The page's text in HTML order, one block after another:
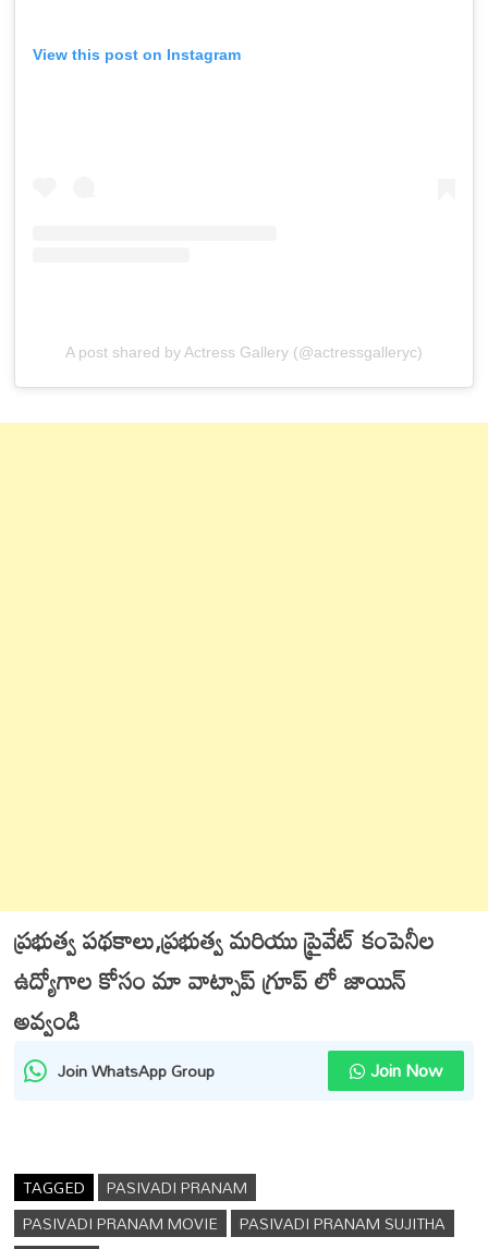
View this post on Instagram
A post shared by Actress Gallery (@actressgalleryc)
ప్రభుత్వ పథకాలు,ప్రభుత్వ మరియు ప్రైవేట్ కంపెనీల
ఉద్యోగాల కోసం మా వాట్సాప్ గ్రూప్ లో జాయిన్
అవ్వండి
Join WhatsApp Group Join Now
TAGGED
PASIVADI PRANAM
PASIVADI PRANAM MOVIE
PASIVADI PRANAM SUJITHA